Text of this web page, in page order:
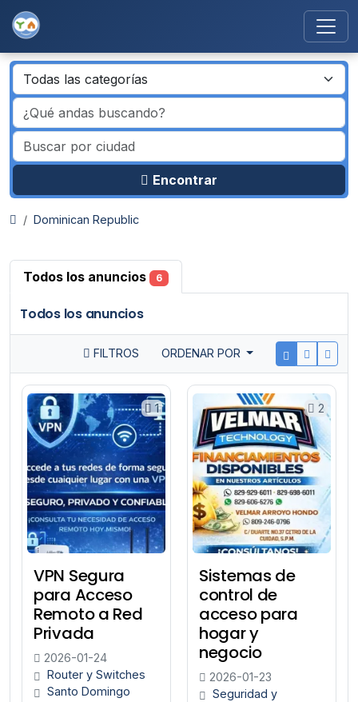
Encontrar
Dominican Republic
Todos los anuncios 6
Todos los anuncios
FILTROS ORDENAR POR
1
VPN Segura
para Acceso
Remoto a Red
Privada
2026-01-24
Router y Switches
Santo Domingo
2
Sistemas de
control de
acceso para
hogar y
negocio
2026-01-23
Seguridad y